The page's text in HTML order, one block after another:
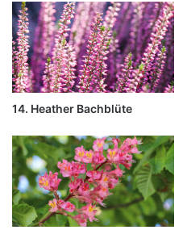
14. Heather Bachblüte